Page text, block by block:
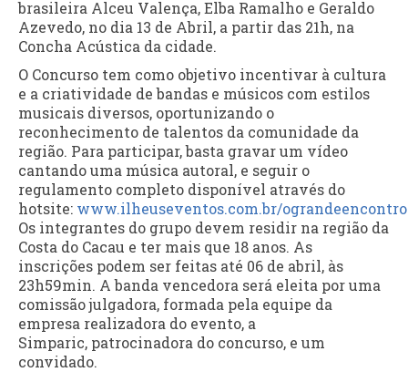
brasileira Alceu Valença, Elba Ramalho e Geraldo
Azevedo, no dia 13 de Abril, a partir das 21h, na
Concha Acústica da cidade.
O Concurso tem como objetivo incentivar à cultura
e a criatividade de bandas e músicos com estilos
musicais diversos, oportunizando o
reconhecimento de talentos da comunidade da
região. Para participar, basta gravar um vídeo
cantando uma música autoral, e seguir o
regulamento completo disponível através do
hotsite: www.ilheuseventos.com.br/ograndeencontro
Os integrantes do grupo devem residir na região da
Costa do Cacau e ter mais que 18 anos. As
inscrições podem ser feitas até 06 de abril, às
23h59min. A banda vencedora será eleita por uma
comissão julgadora, formada pela equipe da
empresa realizadora do evento, a
Simparic, patrocinadora do concurso, e um
convidado.